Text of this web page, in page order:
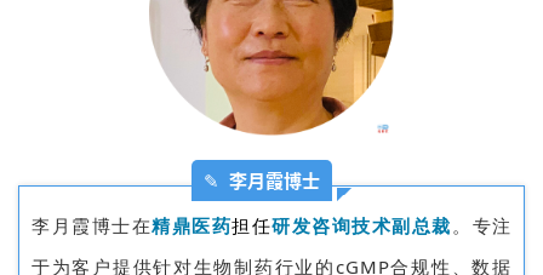
✎李月霞博士
李月霞博士在精鼎医药担任研发咨询技术副总裁。专注
于为客户提供针对生物制药行业的cGMP合规性、数据